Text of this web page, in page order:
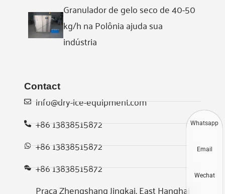
Granulador de gelo seco de 40-50
kg/h na Polônia ajuda sua
indústria
Contact
info@dry-ice-equipment.com
+86 13838515872
+86 13838515872
+86 13838515872
Praça Zhengshang Jingkai, East Hanghai
Whatsapp
Email
Wechat